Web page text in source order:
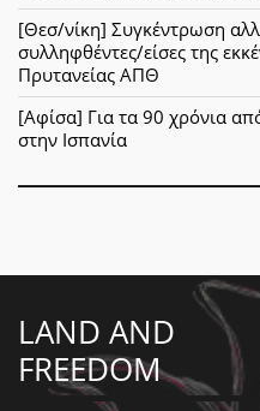
[Θεσ/νίκη] Συγκέντρωση
συλληφθέντες/είσες της
Πρυτανείας ΑΠΘ
[Αφίσα] Για τα 90 χρόνια
στην Ισπανία
LAND AND
FREEDOM